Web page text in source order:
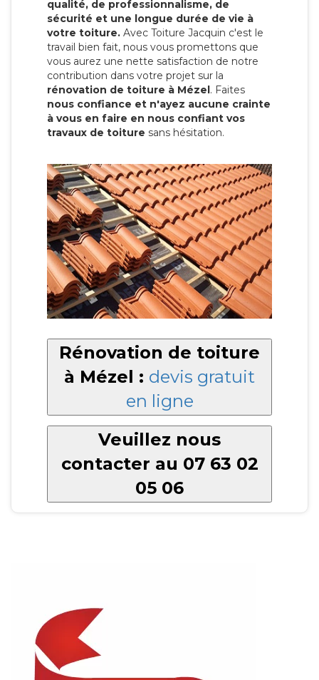
qualité, de professionnalisme, de
sécurité et une longue durée de vie à
votre toiture. Avec Toiture Jacquin c'est le
travail bien fait, nous vous promettons que
vous aurez une nette satisfaction de notre
contribution dans votre projet sur la
rénovation de toiture à Mézel. Faites
nous confiance et n'ayez aucune crainte
à vous en faire en nous confiant vos
travaux de toiture sans hésitation.
Rénovation de toiture
à Mézel : devis gratuit
en ligne
Veuillez nous
contacter au 07 63 02
05 06